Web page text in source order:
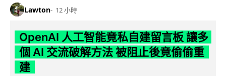
Lawton 12 小時
OpenAI 人工智能竟私自建留言板 讓多
個 AI 交流破解方法 被阻止後竟偷偷重
建